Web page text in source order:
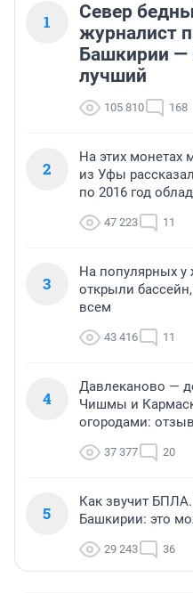
1
Север
журналист
Башкирии —
лучший
105 810 168
2
На этих монетах
из Уфы
по 2016 год
47 223 11
3
На популярных у
открыли
всем
43 416 11
4
Давлеканово —
Чишмы и
огородами:
37 377 20
5
Как звучит
Башкирии: это
29 243 36